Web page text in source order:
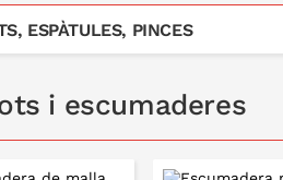
ESPÀTULES, PINCES
i escumaderes